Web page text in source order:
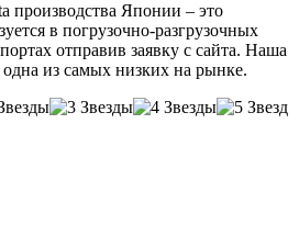
производства Японии – это
в погрузочно-разгрузочных
отправив заявку с сайта. Наша
одна из самых низких на рынке.